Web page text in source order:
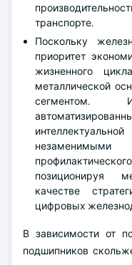
транспорте.
Поскольку
приоритет
жизненного
металлической
сегментом.
позиционируя
качестве
цифровых
В зависимости от
подшипников